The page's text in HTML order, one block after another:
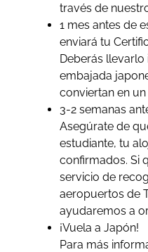
través de
1 mes antes de
enviará tu
Deberás llevarlo
embajada
conviertan en
3-2 semanas
Asegúrate de
estudiante, tu
confirmados. Si
servicio de
aeropuertos de
ayudaremos a
¡Vuela a Japón!
Para más